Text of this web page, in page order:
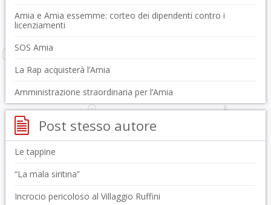
Amia e Amia essemme: corteo dei dipendenti contro i
licenziamenti
SOS Amia
La Rap acquisterà l’Amia
Amministrazione straordinaria per l’Amia
Post stesso autore
Le tappine
“La mala siritina”
Incrocio pericoloso al Villaggio Ruffini